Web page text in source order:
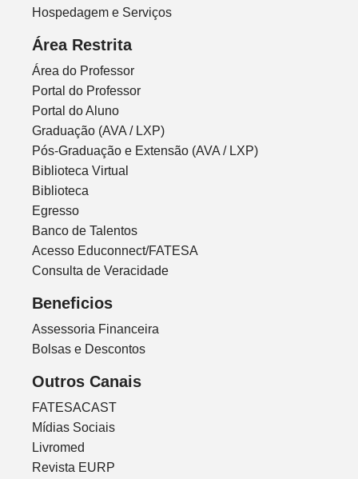
Hospedagem e Serviços
Área Restrita
Área do Professor
Portal do Professor
Portal do Aluno
Graduação (AVA / LXP)
Pós-Graduação e Extensão (AVA / LXP)
Biblioteca Virtual
Biblioteca
Egresso
Banco de Talentos
Acesso Educonnect/FATESA
Consulta de Veracidade
Beneficios
Assessoria Financeira
Bolsas e Descontos
Outros Canais
FATESACAST
Mídias Sociais
Livromed
Revista EURP